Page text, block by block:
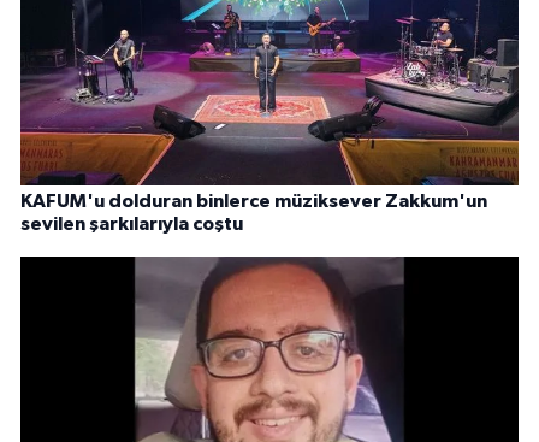
KAFUM'u dolduran binlerce müziksever Zakkum'un
sevilen şarkılarıyla coştu